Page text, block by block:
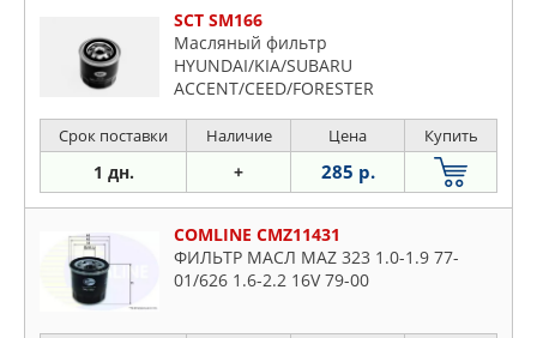
SCT SM166
Масляный фильтр
HYUNDAI/KIA/SUBARU
ACCENT/CEED/FORESTER
Срок поставки Наличие Цена Купить
1 дн. + 285 р.
COMLINE CMZ11431
ФИЛЬТР МАСЛ MAZ 323 1.0-1.9 77-
01/626 1.6-2.2 16V 79-00